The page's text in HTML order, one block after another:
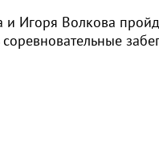
Игоря Волкова